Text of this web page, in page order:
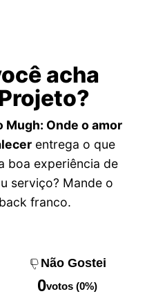
acha
Mugh: Onde o amor
entrega o que
boa experiência de
serviço? Mande o
franco.
Não Gostei
0votos (0%)